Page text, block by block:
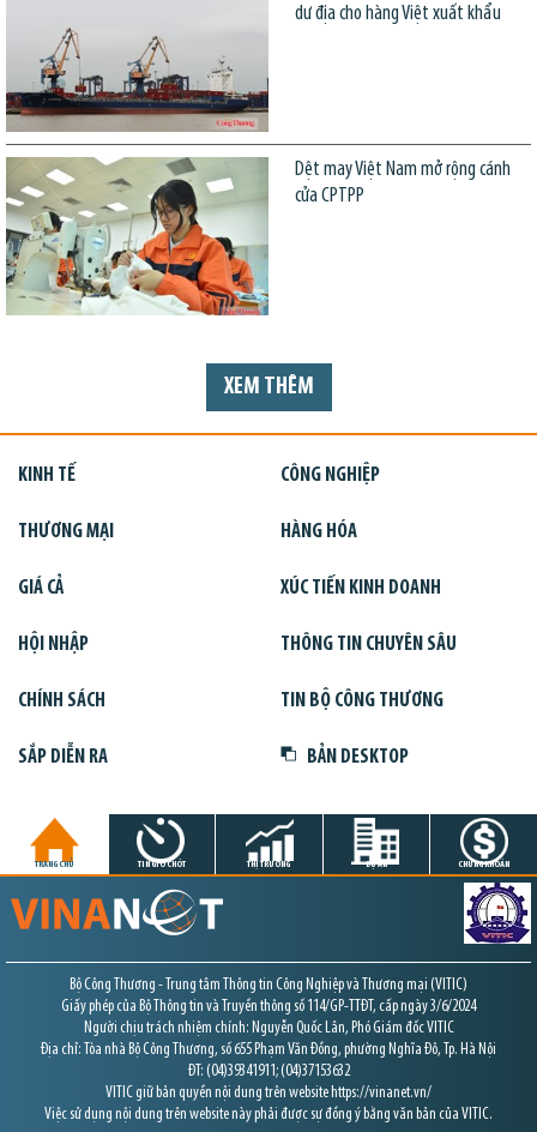
dư địa cho hàng Việt xuất khẩu
Dệt may Việt Nam mở rộng cánh
cửa CPTPP
XEM THÊM
KINH TẾ CÔNG NGHIỆP
THƯƠNG MẠI HÀNG HÓA
GIÁ CẢ XÚC TIẾN KINH DOANH
HỘI NHẬP THÔNG TIN CHUYÊN SÂU
CHÍNH SÁCH TIN BỘ CÔNG THƯƠNG
SẮP DIỄN RA BẢN DESKTOP
TRANG CHỦ TIN GIỜ CHÓT THỊ TRƯỜNG DỰ ÁN CHỨNG KHOÁN
Bộ Công Thương - Trung tâm Thông tin Công Nghiệp và Thương mại (VITIC)
Giấy phép của Bộ Thông tin và Truyền thông số 114/GP-TTĐT, cấp ngày 3/6/2024
Người chịu trách nhiệm chính: Nguyễn Quốc Lân, Phó Giám đốc VITIC
Địa chỉ: Tòa nhà Bộ Công Thương, số 655 Phạm Văn Đồng, phường Nghĩa Đô, Tp. Hà Nội
ĐT: (04)39341911; (04)37153632
VITIC giữ bản quyền nội dung trên website https://vinanet.vn/
Việc sử dụng nội dung trên website này phải được sự đồng ý bằng văn bản của VITIC.